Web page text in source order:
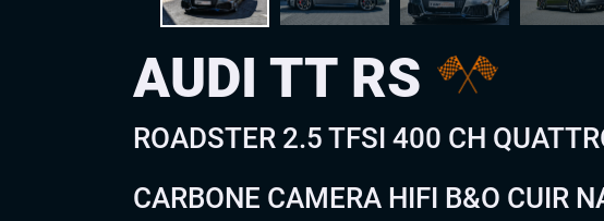
AUDI TT RS
ROADSTER 2.5 TFSI 400 CH
CARBONE CAMERA HIFI B&O CUIR